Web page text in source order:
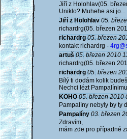
Jiří z Holohlav(05.
Uniklo? Muhehe asi
Jiří z Holohlav 05.
richardrg(05. březen
richardrg 05. březen
kontakt richardrg -
artuš 05. březen 2010
richardrg(05. březen
richardrg 05. březen
Bílý ti dodám kolik
Nechci lézt
KOHO 05. březen 2010
Pampalíny nebyly by ty
Pampalíny 03. březen
Zdravím,
mám zde pro případné